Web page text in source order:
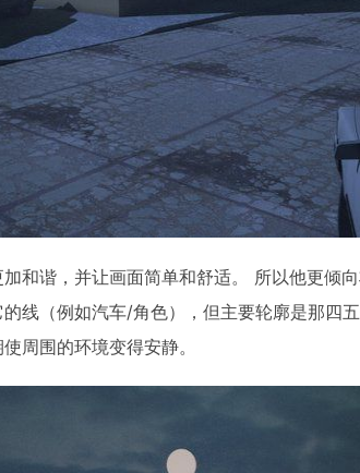
和谐，并让画面简单和舒适。 所以他更倾
线（例如汽车/角色），但主要轮廓是那四
周围的环境变得安静。